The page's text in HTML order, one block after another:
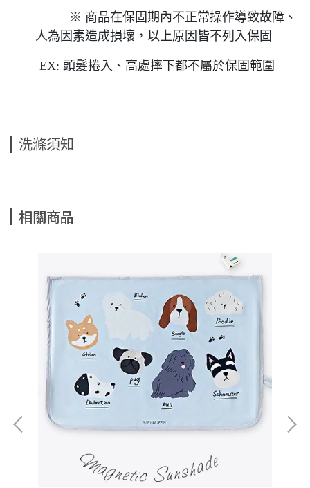
※ 商品在保固期內不正常操作導致故障、
人為因素造成損壞，以上原因皆不列入保固
EX: 頭髮捲入、高處摔下都不屬於保固範圍
洗滌須知
相關商品